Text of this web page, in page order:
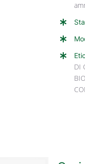
DI